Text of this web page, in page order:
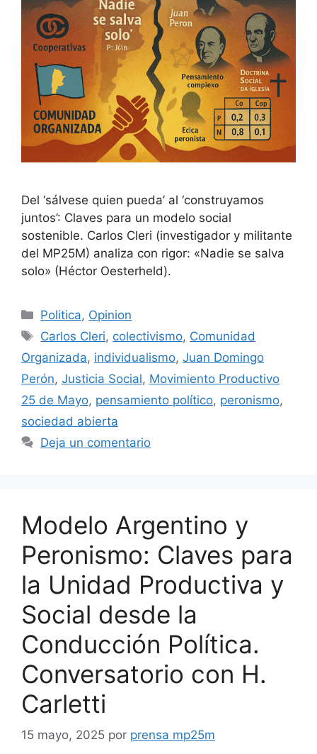
Del ‘sálvese quien pueda’ al ‘construyamos
juntos’: Claves para un modelo social
sostenible. Carlos Cleri (investigador y militante
del MP25M) analiza con rigor: «Nadie se salva
solo» (Héctor Oesterheld).
Politica, Opinion
Carlos Cleri, colectivismo, Comunidad
Organizada, individualismo, Juan Domingo
Perón, Justicia Social, Movimiento Productivo
25 de Mayo, pensamiento político, peronismo,
sociedad abierta
Deja un comentario
Modelo Argentino y
Peronismo: Claves para
la Unidad Productiva y
Social desde la
Conducción Política.
Conversatorio con H.
Carletti
15 mayo, 2025 por prensa mp25m